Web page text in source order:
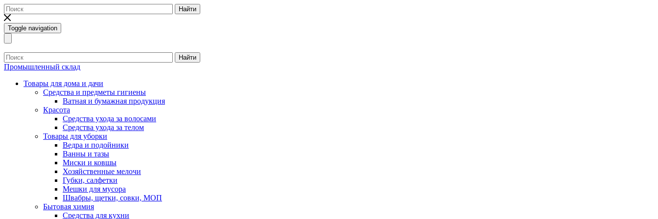
Найти
Toggle navigation
Найти
Промышленный склад
Товары для дома и дачи
Средства и предметы гигиены
Ватная и бумажная продукция
Красота
Средства ухода за волосами
Средства ухода за телом
Товары для уборки
Ведра и подойники
Ванны и тазы
Миски и ковшы
Хозяйственные мелочи
Губки, салфетки
Мешки для мусора
Швабры, щетки, совки, МОП
Бытовая химия
Средства для кухни